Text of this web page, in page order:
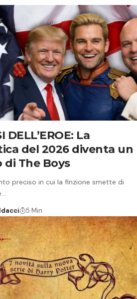
DELL’EROE: La
del 2026 diventa un
di The Boys
preciso in cui la finzione smette di
5 Min